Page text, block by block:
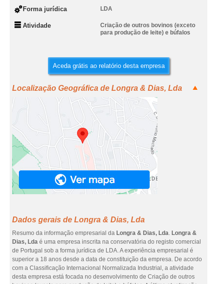
Forma jurídica LDA
Atividade
Criação de outros bovinos (exceto
para produção de leite) e búfalos
Aceda grátis ao relatório desta empresa
Localização Geográfica de Longra & Dias, Lda
Dados gerais de Longra & Dias, Lda
Resumo da informação empresarial da Longra & Dias, Lda. Longra &
Dias, Lda é uma empresa inscrita na conservatória do registo comercial
de Portugal sob a forma jurídica de LDA. A experiência empresarial é
superior a 18 anos desde a data de constituição da empresa. De acordo
com a Classificação Internacional Normalizada Industrial, a atividade
desta empresa está focada no desenvolvimento de Criação de outros